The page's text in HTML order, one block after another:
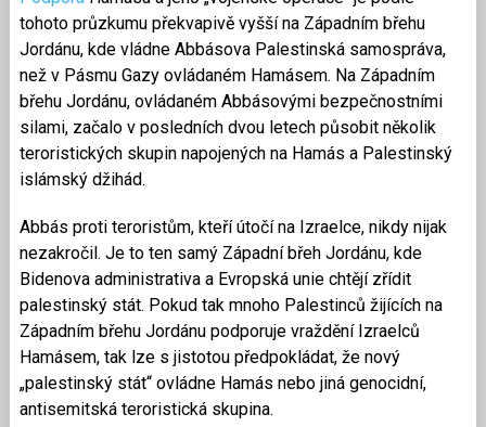
tohoto průzkumu překvapivě vyšší na Západním břehu
Jordánu, kde vládne Abbásova Palestinská samospráva,
než v Pásmu Gazy ovládaném Hamásem. Na Západním
břehu Jordánu, ovládaném Abbásovými bezpečnostními
silami, začalo v posledních dvou letech působit několik
teroristických skupin napojených na Hamás a Palestinský
islámský džihád.
Abbás proti teroristům, kteří útočí na Izraelce, nikdy nijak
nezakročil. Je to ten samý Západní břeh Jordánu, kde
Bidenova administrativa a Evropská unie chtějí zřídit
palestinský stát. Pokud tak mnoho Palestinců žijících na
Západním břehu Jordánu podporuje vraždění Izraelců
Hamásem, tak lze s jistotou předpokládat, že nový
„palestinský stát“ ovládne Hamás nebo jiná genocidní,
antisemitská teroristická skupina.